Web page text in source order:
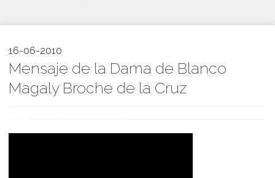
16-06-2010
Mensaje de la Dama de Blanco
Magaly Broche de la Cruz